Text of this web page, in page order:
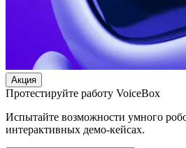
Акция
Протестируйте работу VoiceBox
Испытайте возможности умного
интерактивных демо-кейсах.